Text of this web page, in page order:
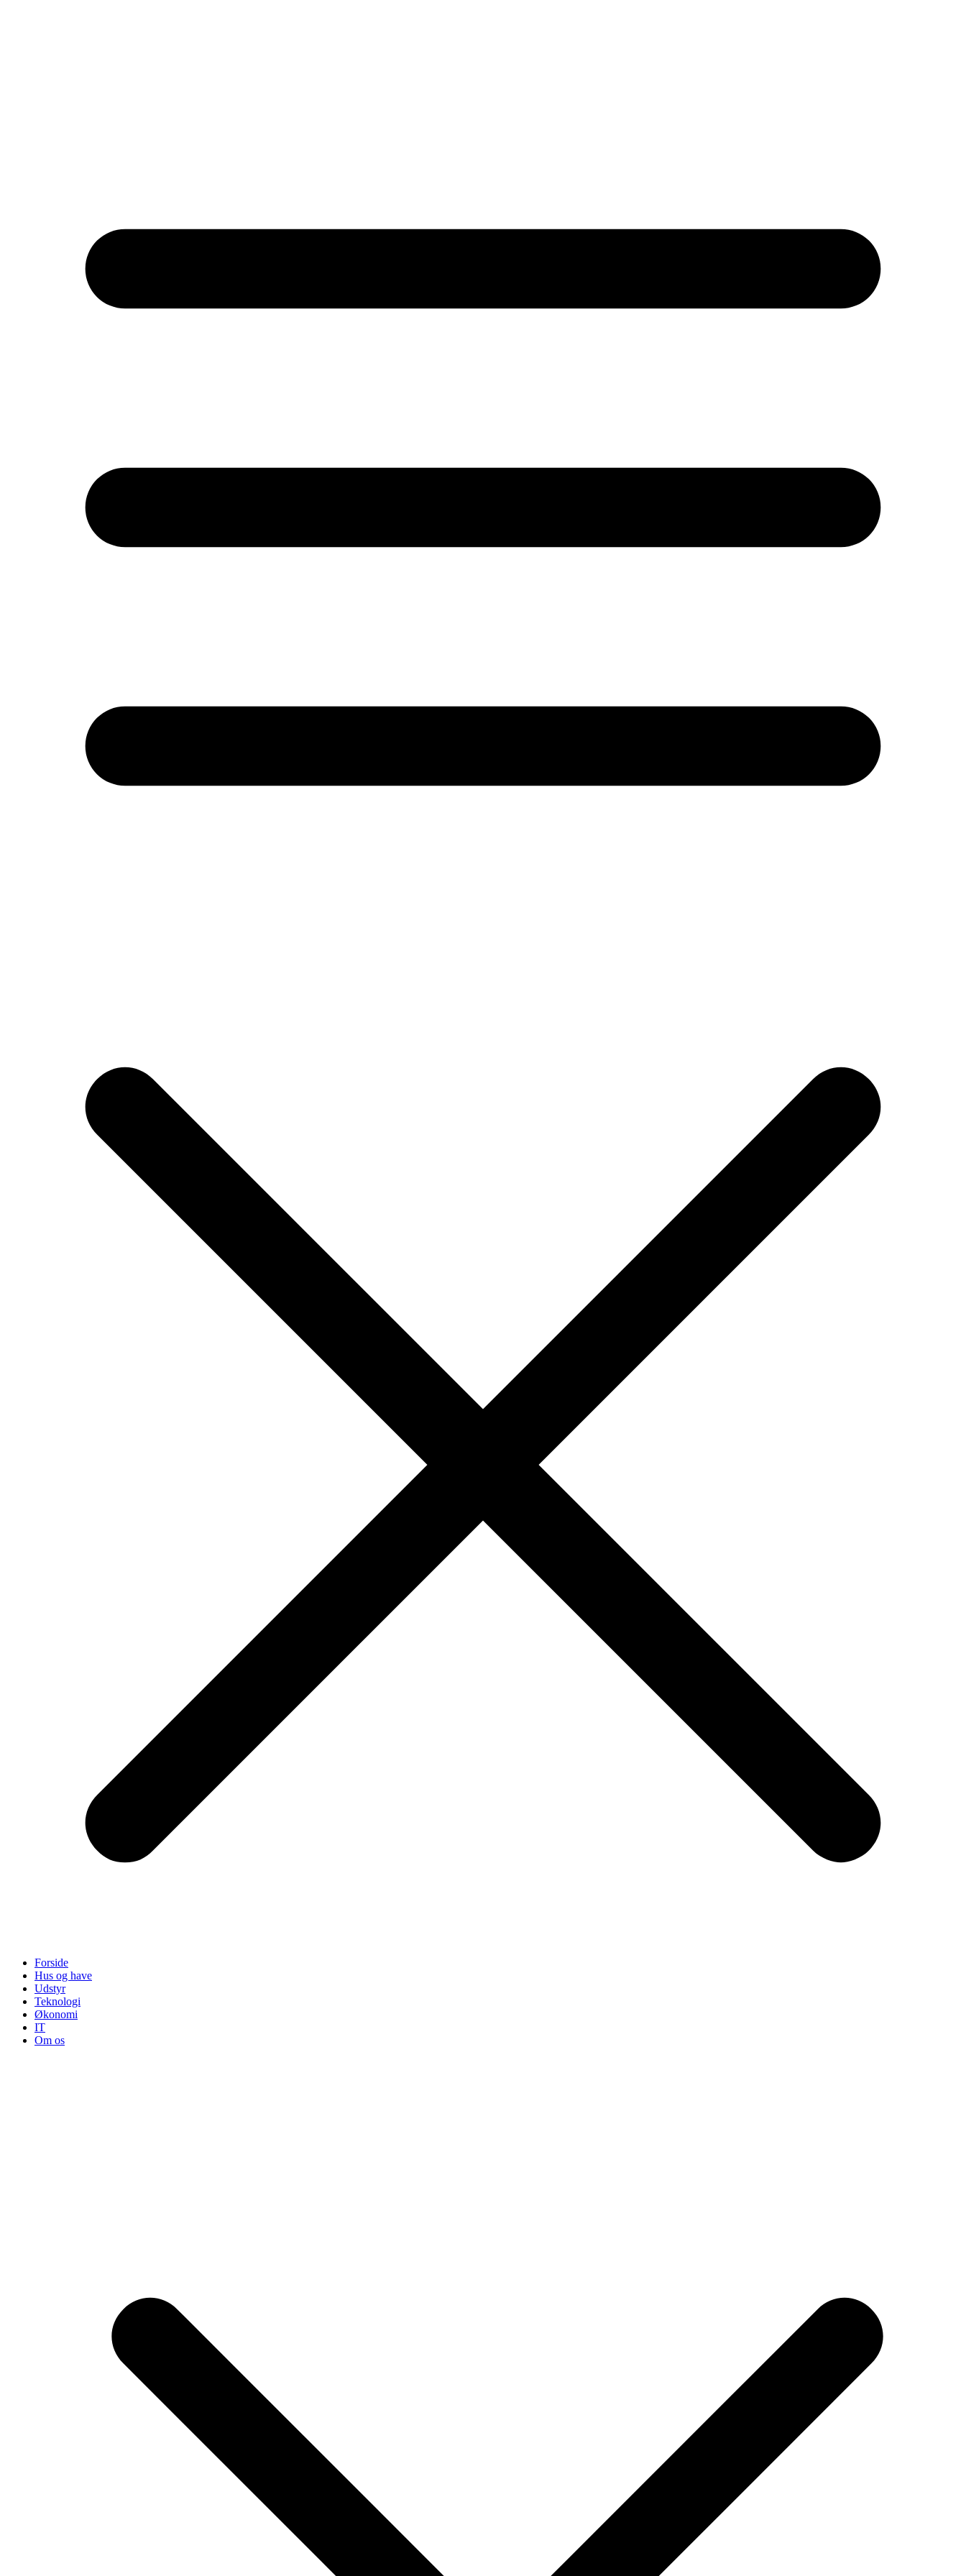
Forside
Hus og have
Udstyr
Teknologi
Økonomi
IT
Om os